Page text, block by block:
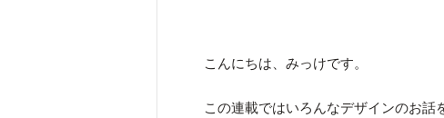
こんにちは、みっけです。
この連載ではいろんなデザインのお